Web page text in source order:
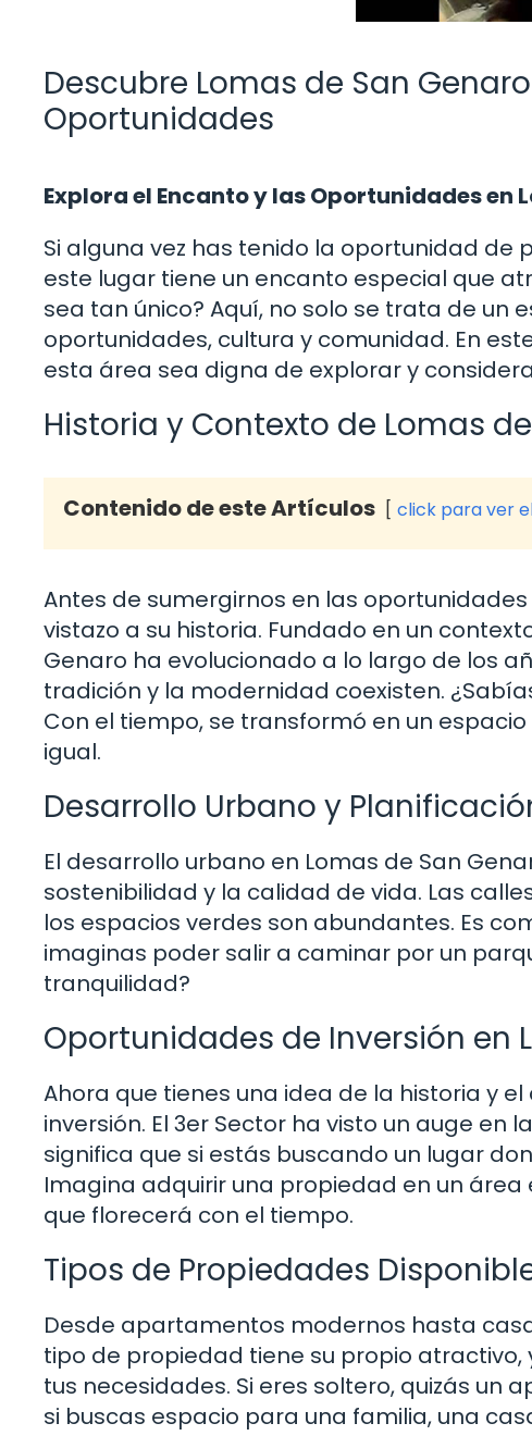
Descubre Lomas de San
Oportunidades
Explora el Encanto y las Oportunidades en
Si alguna vez has tenido la oportunidad de
este lugar tiene un encanto especial que
sea tan único? Aquí, no solo se trata de un
oportunidades, cultura y comunidad. En
esta área sea digna de explorar y
Historia y Contexto de Lomas
Contenido de este Artículos click para ver
Antes de sumergirnos en las
vistazo a su historia. Fundado en un
Genaro ha evolucionado a lo largo de los
tradición y la modernidad coexisten.
Con el tiempo, se transformó en un
igual.
Desarrollo Urbano y
El desarrollo urbano en Lomas de San
sostenibilidad y la calidad de vida. Las
los espacios verdes son abundantes. Es
imaginas poder salir a caminar por un
tranquilidad?
Oportunidades de Inversión en
Ahora que tienes una idea de la historia y
inversión. El 3er Sector ha visto un auge
significa que si estás buscando un lugar
Imagina adquirir una propiedad en un
que florecerá con el tiempo.
Tipos de Propiedades
Desde apartamentos modernos hasta
tipo de propiedad tiene su propio
tus necesidades. Si eres soltero, quizás un
si buscas espacio para una familia, una